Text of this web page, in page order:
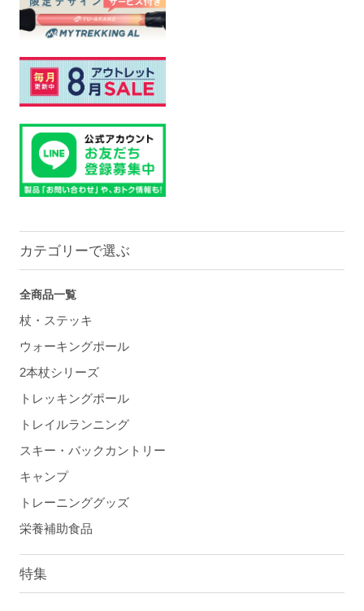
カテゴリーで選ぶ
全商品一覧
杖・ステッキ
ウォーキングポール
2本杖シリーズ
トレッキングポール
トレイルランニング
スキー・バックカントリー
キャンプ
トレーニンググッズ
栄養補助食品
特集